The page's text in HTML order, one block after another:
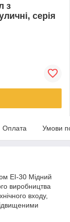
з
серія
Оплата Умови
EI-30 Мідний
виробництва
входу,